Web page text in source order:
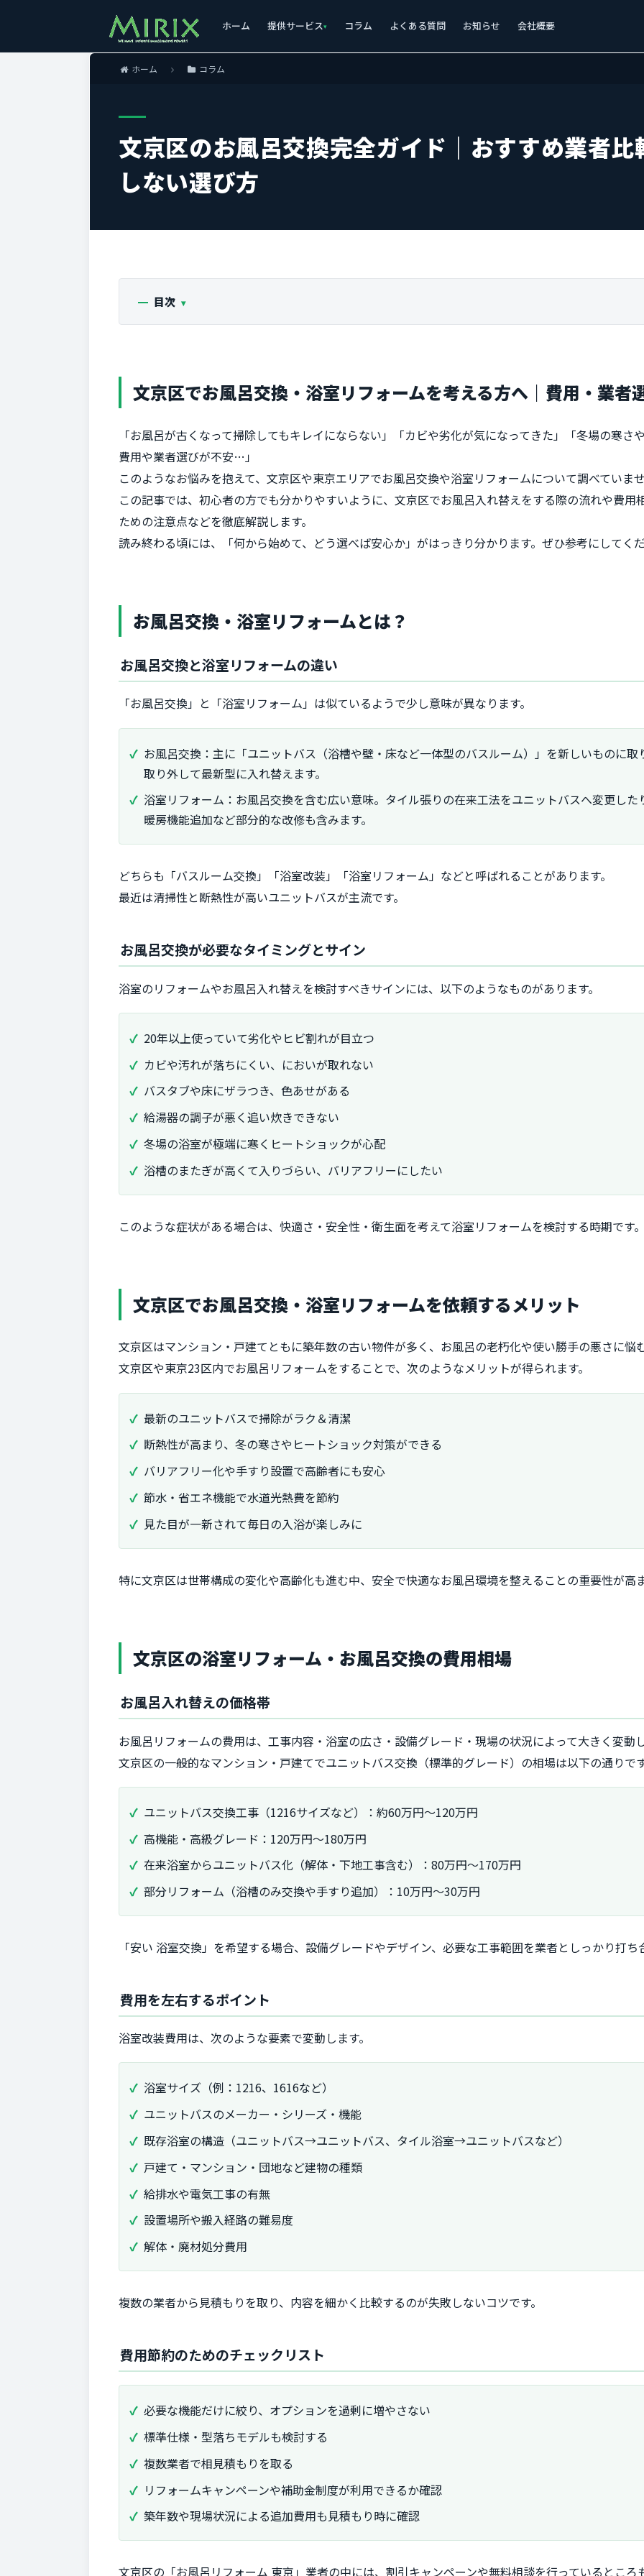
ホーム 提供サービス コラム よくある質問 お知らせ 会社概要
ホーム コラム
文京区のお風呂交換完全ガイド｜おすすめ業者
しない選び方
目次
文京区でお風呂交換・浴室リフォームを考える方へ｜費用・業者
「お風呂が古くなって掃除してもキレイにならない」「カビや劣化が気になってきた」「冬場の寒
費用や業者選びが不安…」
このようなお悩みを抱えて、文京区や東京エリアでお風呂交換や浴室リフォームについて調べていま
この記事では、初心者の方でも分かりやすいように、文京区でお風呂入れ替えをする際の流れや費
ための注意点などを徹底解説します。
読み終わる頃には、「何から始めて、どう選べば安心か」がはっきり分かります。ぜひ参考にしてく
お風呂交換・浴室リフォームとは？
お風呂交換と浴室リフォームの違い
「お風呂交換」と「浴室リフォーム」は似ているようで少し意味が異なります。
お風呂交換：主に「ユニットバス（浴槽や壁・床など一体型のバスルーム）」を新しいものに
取り外して最新型に入れ替えます。
浴室リフォーム：お風呂交換を含む広い意味。タイル張りの在来工法をユニットバスへ変更し
暖房機能追加など部分的な改修も含みます。
どちらも「バスルーム交換」「浴室改装」「浴室リフォーム」などと呼ばれることがあります。
最近は清掃性と断熱性が高いユニットバスが主流です。
お風呂交換が必要なタイミングとサイン
浴室のリフォームやお風呂入れ替えを検討すべきサインには、以下のようなものがあります。
20年以上使っていて劣化やヒビ割れが目立つ
カビや汚れが落ちにくい、においが取れない
バスタブや床にザラつき、色あせがある
給湯器の調子が悪く追い炊きできない
冬場の浴室が極端に寒くヒートショックが心配
浴槽のまたぎが高くて入りづらい、バリアフリーにしたい
このような症状がある場合は、快適さ・安全性・衛生面を考えて浴室リフォームを検討する時期です
文京区でお風呂交換・浴室リフォームを依頼するメリット
文京区はマンション・戸建てともに築年数の古い物件が多く、お風呂の老朽化や使い勝手の悪さに悩
文京区や東京23区内でお風呂リフォームをすることで、次のようなメリットが得られます。
最新のユニットバスで掃除がラク＆清潔
断熱性が高まり、冬の寒さやヒートショック対策ができる
バリアフリー化や手すり設置で高齢者にも安心
節水・省エネ機能で水道光熱費を節約
見た目が一新されて毎日の入浴が楽しみに
特に文京区は世帯構成の変化や高齢化も進む中、安全で快適なお風呂環境を整えることの重要性が高
文京区の浴室リフォーム・お風呂交換の費用相場
お風呂入れ替えの価格帯
お風呂リフォームの費用は、工事内容・浴室の広さ・設備グレード・現場の状況によって大きく変動
文京区の一般的なマンション・戸建てでユニットバス交換（標準的グレード）の相場は以下の通りで
ユニットバス交換工事（1216サイズなど）：約60万円～120万円
高機能・高級グレード：120万円～180万円
在来浴室からユニットバス化（解体・下地工事含む）：80万円～170万円
部分リフォーム（浴槽のみ交換や手すり追加）：10万円～30万円
「安い 浴室交換」を希望する場合、設備グレードやデザイン、必要な工事範囲を業者としっかり打
費用を左右するポイント
浴室改装費用は、次のような要素で変動します。
浴室サイズ（例：1216、1616など）
ユニットバスのメーカー・シリーズ・機能
既存浴室の構造（ユニットバス→ユニットバス、タイル浴室→ユニットバスなど）
戸建て・マンション・団地など建物の種類
給排水や電気工事の有無
設置場所や搬入経路の難易度
解体・廃材処分費用
複数の業者から見積もりを取り、内容を細かく比較するのが失敗しないコツです。
費用節約のためのチェックリスト
必要な機能だけに絞り、オプションを過剰に増やさない
標準仕様・型落ちモデルも検討する
複数業者で相見積もりを取る
リフォームキャンペーンや補助金制度が利用できるか確認
築年数や現場状況による追加費用も見積もり時に確認
文京区の「お風呂リフォーム 東京」業者の中には、割引キャンペーンや無料相談を行っているところ